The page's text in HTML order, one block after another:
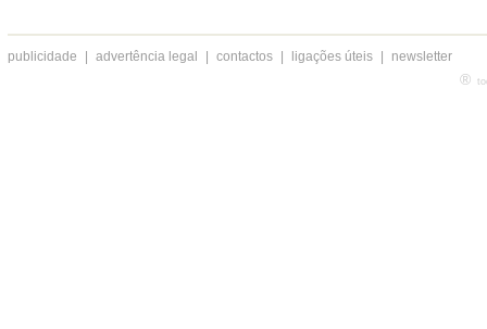
publicidade advertência legal contactos ligações úteis newsletter
®